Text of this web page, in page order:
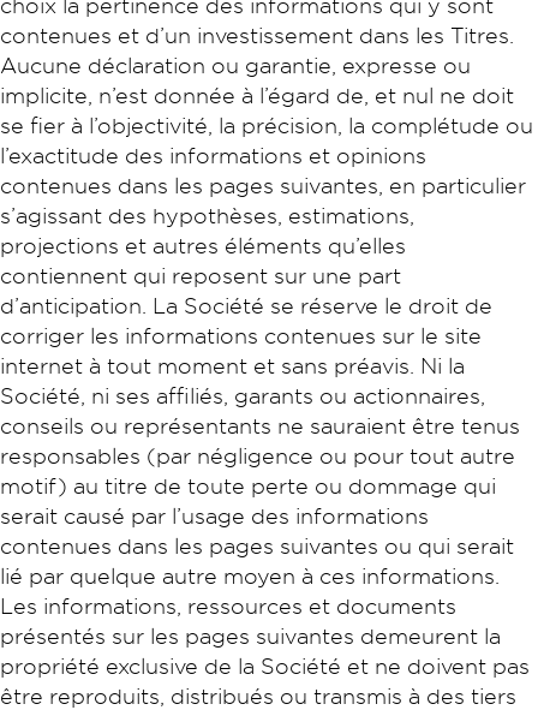
contenues et d’un investissement dans les Titres.
Aucune déclaration ou garantie, expresse ou
implicite, n’est donnée à l’égard de, et nul ne doit
se fier à l’objectivité, la précision, la complétude ou
l’exactitude des informations et opinions
contenues dans les pages suivantes, en particulier
s’agissant des hypothèses, estimations,
projections et autres éléments qu’elles
contiennent qui reposent sur une part
d’anticipation. La Société se réserve le droit de
corriger les informations contenues sur le site
internet à tout moment et sans préavis. Ni la
Société, ni ses affiliés, garants ou actionnaires,
conseils ou représentants ne sauraient être tenus
responsables (par négligence ou pour tout autre
motif) au titre de toute perte ou dommage qui
serait causé par l’usage des informations
contenues dans les pages suivantes ou qui serait
lié par quelque autre moyen à ces informations.
Les informations, ressources et documents
présentés sur les pages suivantes demeurent la
propriété exclusive de la Société et ne doivent pas
être reproduits, distribués ou transmis à des tiers